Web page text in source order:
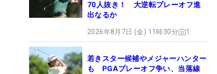
70人抜き！ 大逆転プレーオフ進
出なるか
2026年8月7日 (金) 11時30分 1
若きスター候補やメジャーハンター
も PGAプレーオフ争い、当落線